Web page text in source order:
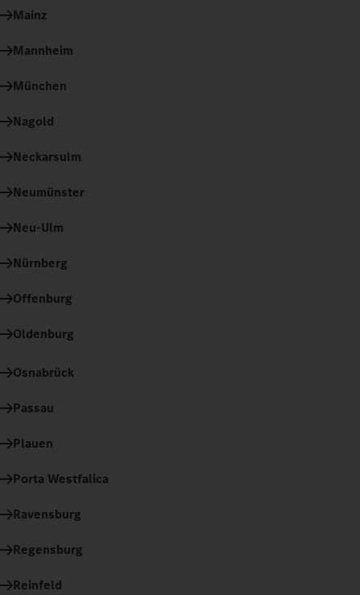
Mainz
Mannheim
München
Nagold
Neckarsulm
Neumünster
Neu-Ulm
Nürnberg
Offenburg
Oldenburg
Osnabrück
Passau
Plauen
Porta Westfalica
Ravensburg
Regensburg
Reinfeld